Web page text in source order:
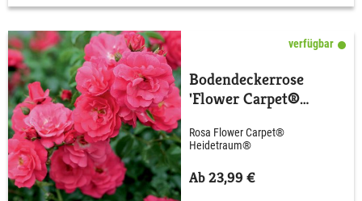
verfügbar
Bodendeckerrose
'Flower Carpet®
Rosa Flower Carpet®
Heidetraum®
Ab 23,99 €